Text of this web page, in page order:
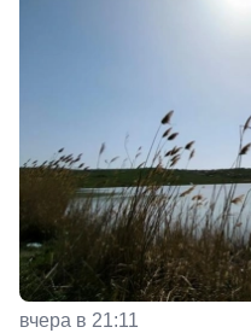
вчера в 21:11